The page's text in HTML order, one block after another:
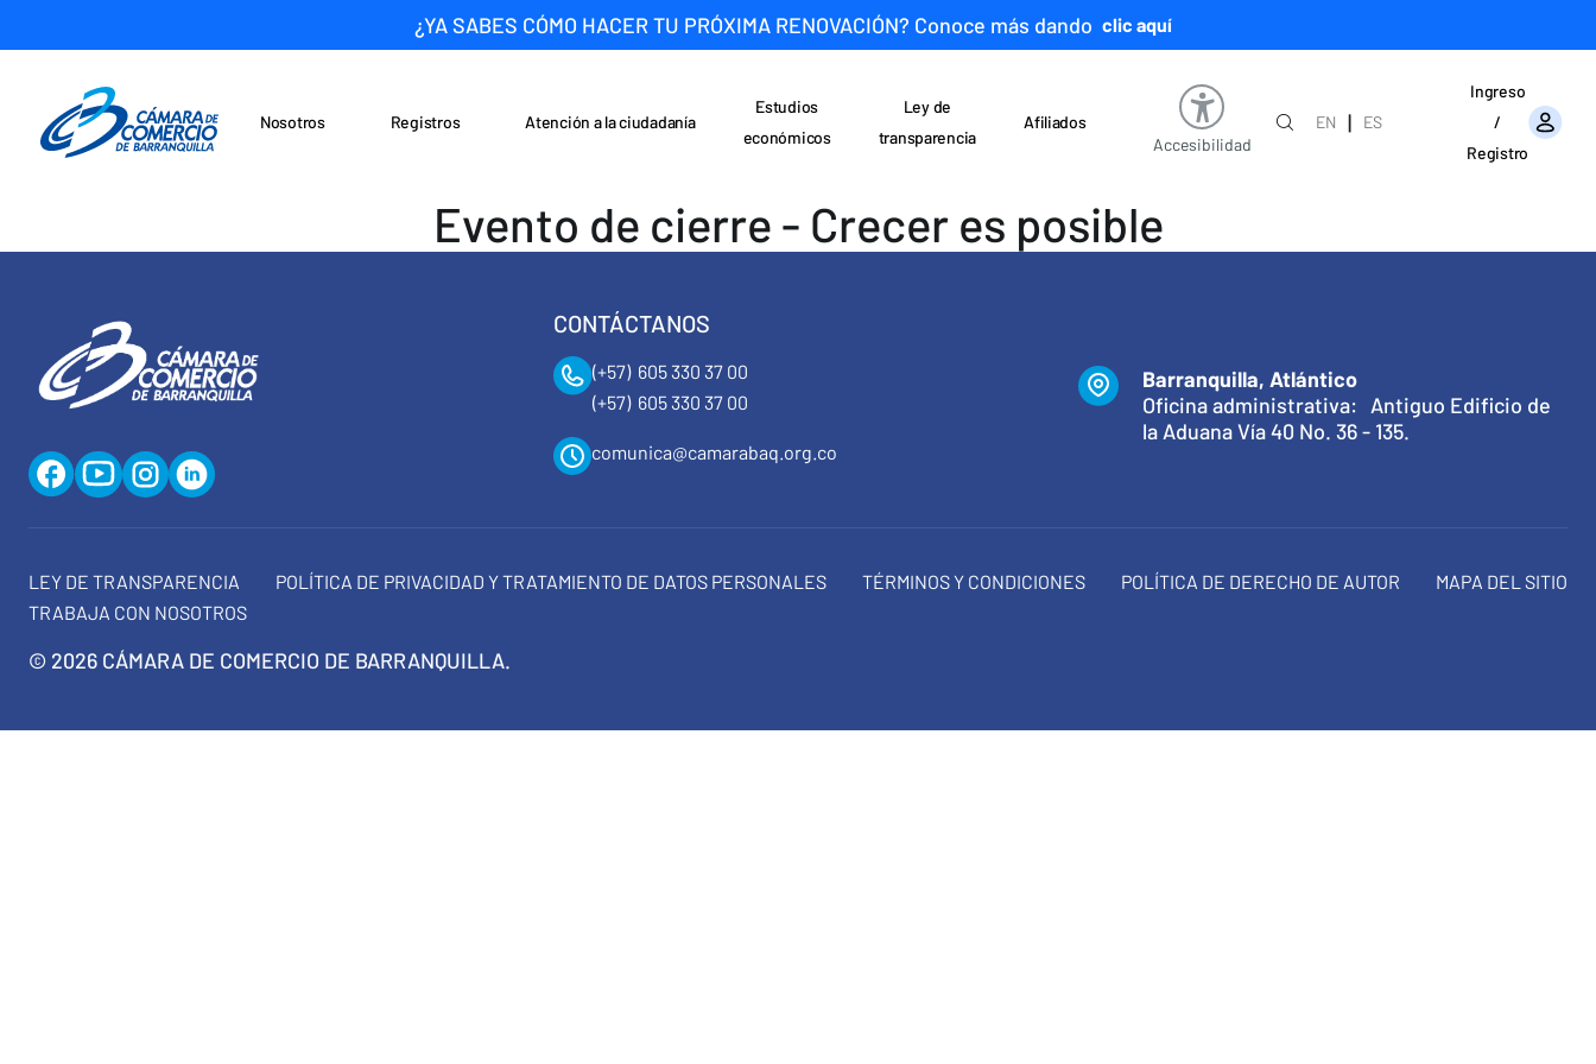
¿YA SABES CÓMO HACER TU PRÓXIMA RENOVACIÓN? Conoce más dando clic aquí
Nosotros Registros
Atención a la ciudadanía
Estudios
económicos
Ley de
transparencia
Afiliados
Accesibilidad
EN |
ES
Ingreso
/
Registro
Evento de cierre - Crecer es posible
CONTÁCTANOS
(+57) 605 330 37 00
(+57) 605 330 37 00
comunica@camarabaq.org.co
Barranquilla, Atlántico
Oficina administrativa: Antiguo Edificio de
la Aduana Vía 40 No. 36 - 135.
LEY DE TRANSPARENCIA POLÍTICA DE PRIVACIDAD Y TRATAMIENTO DE DATOS PERSONALES TÉRMINOS Y CONDICIONES POLÍTICA DE DERECHO DE AUTOR
MAPA DEL SITIO
TRABAJA CON NOSOTROS
© 2026 CÁMARA DE COMERCIO DE BARRANQUILLA.